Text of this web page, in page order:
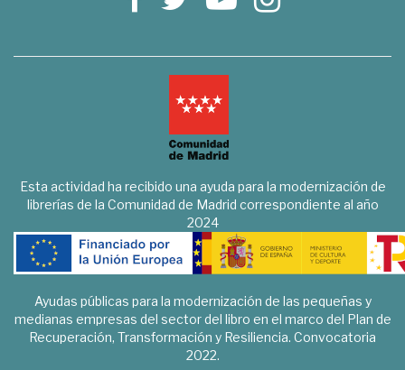
Esta actividad ha recibido una ayuda para la modernización de
librerías de la Comunidad de Madrid correspondiente al año
2024
Ayudas públicas para la modernización de las pequeñas y
medianas empresas del sector del libro en el marco del Plan de
Recuperación, Transformación y Resiliencia. Convocatoria
2022.